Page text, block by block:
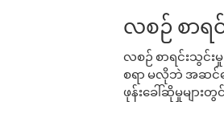
လစဉ် စာရ
လစဉ် စာရင်းသွင်း
စရာ မလိုဘဲ အဆင်ပ
ဖုန်းခေါ်ဆိုမှုမျာ